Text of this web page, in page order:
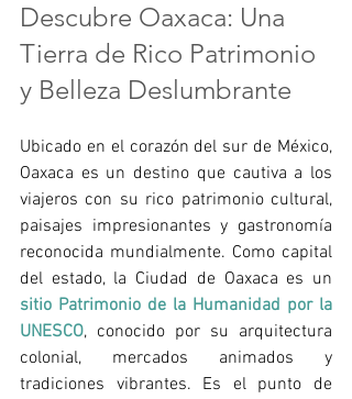
Descubre Oaxaca: Una
Tierra de Rico Patrimonio
y Belleza Deslumbrante
Ubicado en el corazón del sur de México,
Oaxaca es un destino que cautiva a los
viajeros con su rico patrimonio cultural,
paisajes impresionantes y gastronomía
reconocida mundialmente. Como capital
sitio Patrimonio de la Humanidad por la
UNESCO, conocido por su arquitectura
colonial, mercados animados y
tradiciones vibrantes. Es el punto de